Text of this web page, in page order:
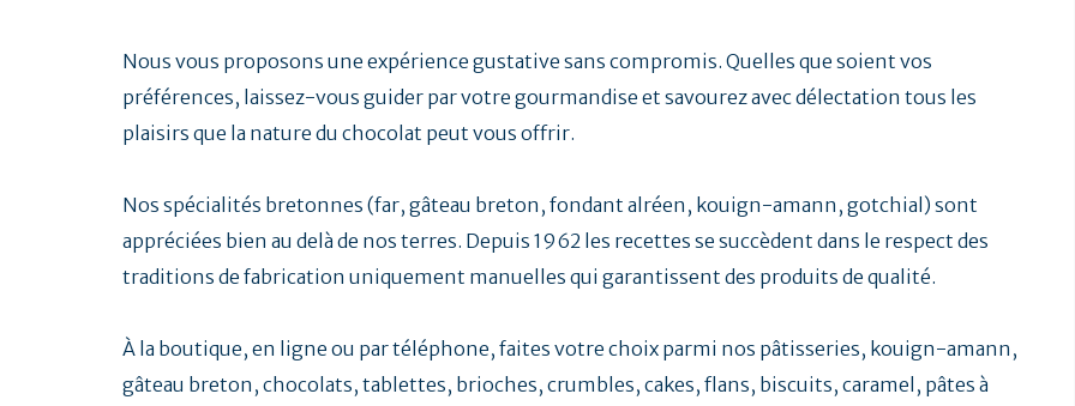
Nous vous proposons une expérience gustative sans compromis. Quelles que soient vos
préférences, laissez-vous guider par votre gourmandise et savourez avec délectation tous les
plaisirs que la nature du chocolat peut vous offrir.
Nos spécialités bretonnes (far, gâteau breton, fondant alréen, kouign-amann, gotchial) sont
appréciées bien au delà de nos terres. Depuis 1962 les recettes se succèdent dans le respect des
traditions de fabrication uniquement manuelles qui garantissent des produits de qualité.
À la boutique, en ligne ou par téléphone, faites votre choix parmi nos pâtisseries, kouign-amann,
gâteau breton, chocolats, tablettes, brioches, crumbles, cakes, flans, biscuits, caramel, pâtes à